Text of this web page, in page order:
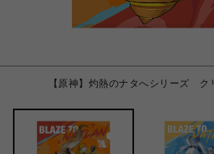
【原神】灼熱のナタへシリーズ ク